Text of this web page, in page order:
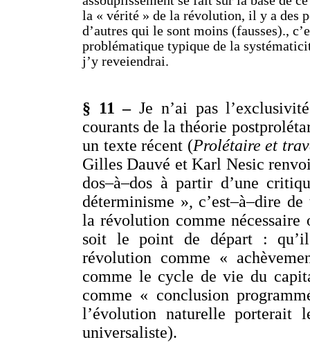
la « vérité » de la révolution, il y a des
d’autres qui le sont moins (fausses).,
problématique typique de la
j’y reveiendrai.
§ 11 –Je n’ai pas
courants de la théorie
un texte récent (Prolétaire et
Gilles Dauvé et Karl Nesic
dos–à–dos à partir d’une
déterminisme », c’est–à–dire
la révolution comme
soit le point de départ : qu’il
révolution comme «
comme le cycle de vie du
comme « conclusion
l’évolution naturelle porterait
universaliste).